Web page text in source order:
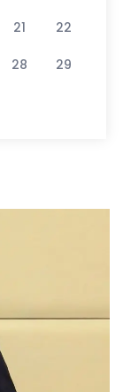
21 22
28 29